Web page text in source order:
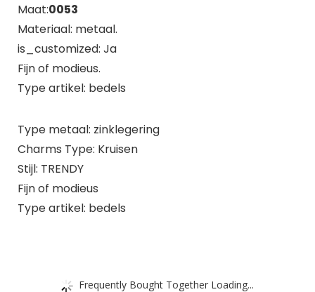
Maat:0053
Materiaal: metaal.
is_customized: Ja
Fijn of modieus.
Type artikel: bedels
Type metaal: zinklegering
Charms Type: Kruisen
Stijl: TRENDY
Fijn of modieus
Type artikel: bedels
Frequently Bought Together Loading...